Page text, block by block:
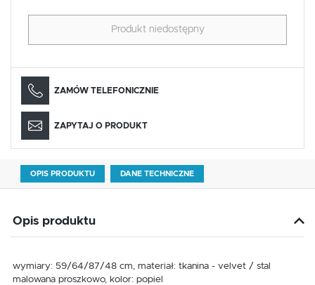
Produkt niedostępny
ZAMÓW TELEFONICZNIE
ZAPYTAJ O PRODUKT
OPIS PRODUKTU DANE TECHNICZNE
Opis produktu
wymiary: 59/64/87/48 cm, materiał: tkanina - velvet / stal
malowana proszkowo, kolor: popiel